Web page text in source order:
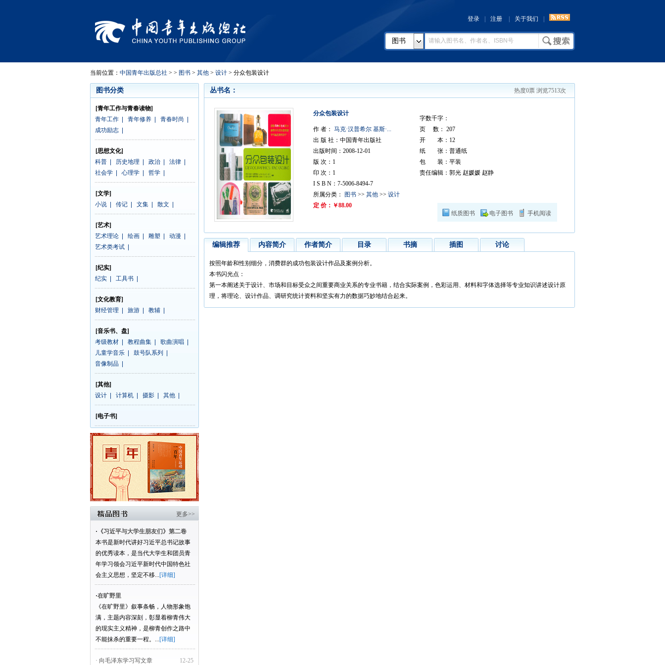
登录 注册 关于我们
图书
当前位置： 中国青年出版总社 > > 图书 > 其他 > 设计 > 分众包装设计
图书分类
[青年工作与青春读物]
青年工作
青年修养 青春时尚
成功励志
[思想文化]
科普
历史地理 政治 法律
社会学
心理学 哲学
[文学]
小说
传记 文集 散文
[艺术]
艺术理论
绘画 雕塑 动漫
艺术类考试
[纪实]
纪实
工具书
[文化教育]
财经管理
旅游 教辅
[音乐书、盘]
考级教材
教程曲集 歌曲演唱
儿童学音乐
鼓号队系列
音像制品
[其他]
设计
计算机 摄影 其他
[电子书]
更多>>
· 《习近平与大学生朋友们》第二卷
本书是新时代讲好习近平总书记故事
的优秀读本，是当代大学生和团员青
年学习领会习近平新时代中国特色社
会主义思想，坚定不移...[详细]
·在旷野里
《在旷野里》叙事条畅，人物形象饱
满，主题内容深刻，彰显着柳青伟大
的现实主义精神，是柳青创作之路中
不能抹杀的重要一程。...[详细]
12-25
· 向毛泽东学习写文章
热度0票 浏览7513次
丛书名：
纸质图书 电子图书 手机阅读
分众包装设计
作 者： 马克·汉普希尔 基斯·...
出 版 社：中国青年出版社
出版时间：2008-12-01
版 次：1
印 次：1
I S B N：7-5006-8494-7
所属分类：
图书 >> 其他 >> 设计
定 价：￥88.00
字数千字：
页 数： 207
开 本：12
纸 张：普通纸
包 装：平装
责任编辑：郭光 赵媛媛 赵静
编辑推荐 内容简介 作者简介 目录 书摘 插图 讨论
按照年龄和性别细分，消费群的成功包装设计作品及案例分析。
本书闪光点：
第一本阐述关于设计、市场和目标受众之间重要商业关系的专业书籍，结合实际案例，色彩运用、材料和字体选择等专业知识讲述设计原
理，将理论、设计作品、调研究统计资料和坚实有力的数据巧妙地结合起来。